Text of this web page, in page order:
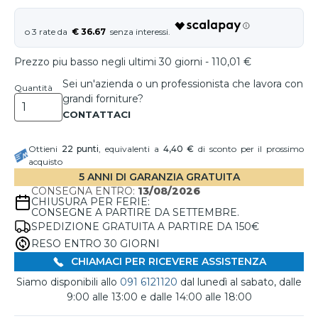
€ 36.67
Prezzo piu basso negli ultimi 30 giorni - 110,01 €
Quantità
Sei un'azienda o un professionista che lavora con
grandi forniture?
Ottieni 22 punti, equivalenti a 4,40 € di sconto per il prossimo
acquisto
5 ANNI DI GARANZIA GRATUITA
CONSEGNA ENTRO: 13/08/2026
CHIUSURA PER FERIE:
CONSEGNE A PARTIRE DA SETTEMBRE.
SPEDIZIONE GRATUITA A PARTIRE DA 150€
RESO ENTRO 30 GIORNI
CHIAMACI PER RICEVERE ASSISTENZA
Siamo disponibili allo 091 6121120 dal lunedì al sabato, dalle
9:00 alle 13:00 e dalle 14:00 alle 18:00